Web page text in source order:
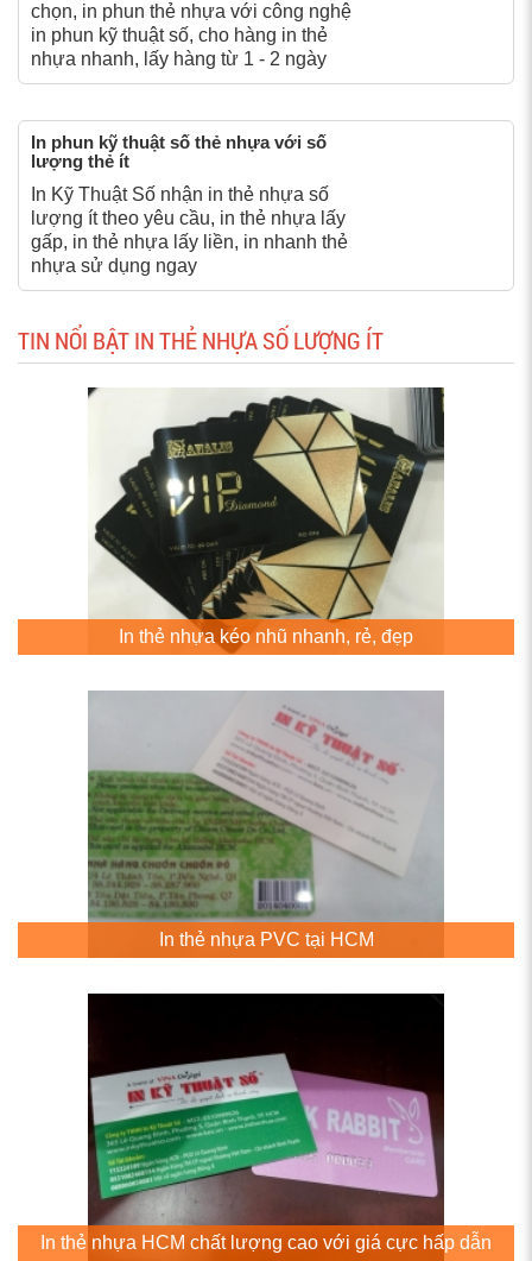
chọn, in phun thẻ nhựa với công nghệ
in phun kỹ thuật số, cho hàng in thẻ
nhựa nhanh, lấy hàng từ 1 - 2 ngày
In phun kỹ thuật số thẻ nhựa với số
lượng thẻ ít
In Kỹ Thuật Số nhận in thẻ nhựa số
lượng ít theo yêu cầu, in thẻ nhựa lấy
gấp, in thẻ nhựa lấy liền, in nhanh thẻ
nhựa sử dụng ngay
TIN NỔI BẬT IN THẺ NHỰA SỐ LƯỢNG ÍT
In thẻ nhựa kéo nhũ nhanh, rẻ, đẹp
In thẻ nhựa PVC tại HCM
In thẻ nhựa HCM chất lượng cao với giá cực hấp dẫn